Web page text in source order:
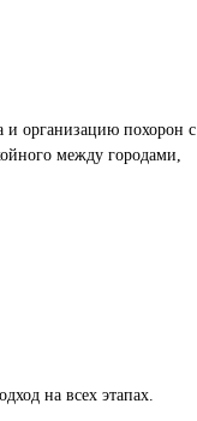
и организацию похорон с
между городами,
на всех этапах.